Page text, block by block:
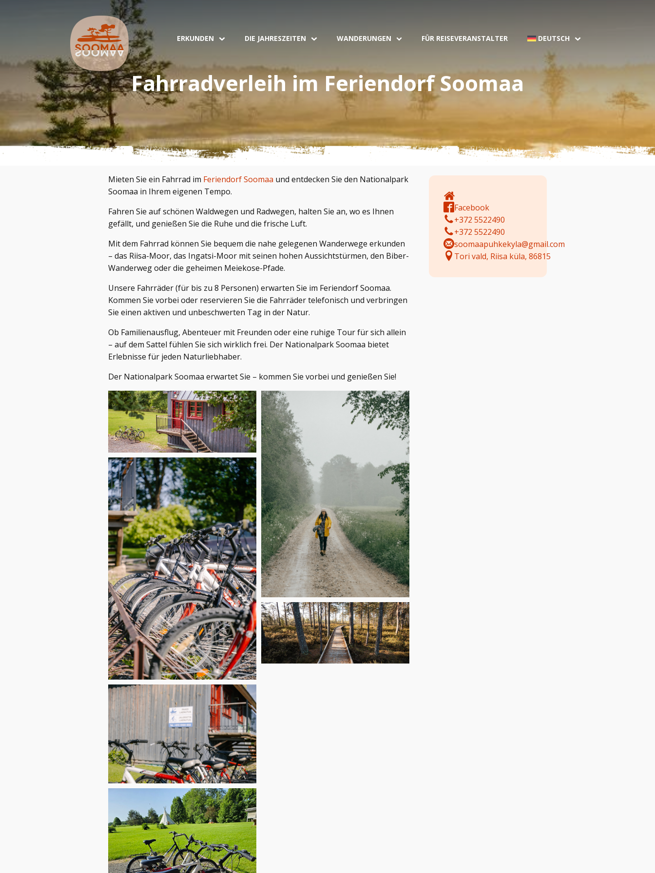
ERKUNDEN DIE JAHRESZEITEN WANDERUNGEN FÜR REISEVERANSTALTER DEUTSCH
Fahrradverleih im Feriendorf Soomaa
Mieten Sie ein Fahrrad im Feriendorf Soomaa und entdecken Sie den Nationalpark
Soomaa in Ihrem eigenen Tempo.
Fahren Sie auf schönen Waldwegen und Radwegen, halten Sie an, wo es Ihnen
gefällt, und genießen Sie die Ruhe und die frische Luft.
Mit dem Fahrrad können Sie bequem die nahe gelegenen Wanderwege erkunden
– das Riisa-Moor, das Ingatsi-Moor mit seinen hohen Aussichtstürmen, den Biber-
Wanderweg oder die geheimen Meiekose-Pfade.
Unsere Fahrräder (für bis zu 8 Personen) erwarten Sie im Feriendorf Soomaa.
Kommen Sie vorbei oder reservieren Sie die Fahrräder telefonisch und verbringen
Sie einen aktiven und unbeschwerten Tag in der Natur.
Ob Familienausflug, Abenteuer mit Freunden oder eine ruhige Tour für sich allein
– auf dem Sattel fühlen Sie sich wirklich frei. Der Nationalpark Soomaa bietet
Erlebnisse für jeden Naturliebhaber.
Der Nationalpark Soomaa erwartet Sie – kommen Sie vorbei und genießen Sie!
Facebook
+372 5522490
+372 5522490
soomaapuhkekyla@gmail.com
Tori vald, Riisa küla, 86815